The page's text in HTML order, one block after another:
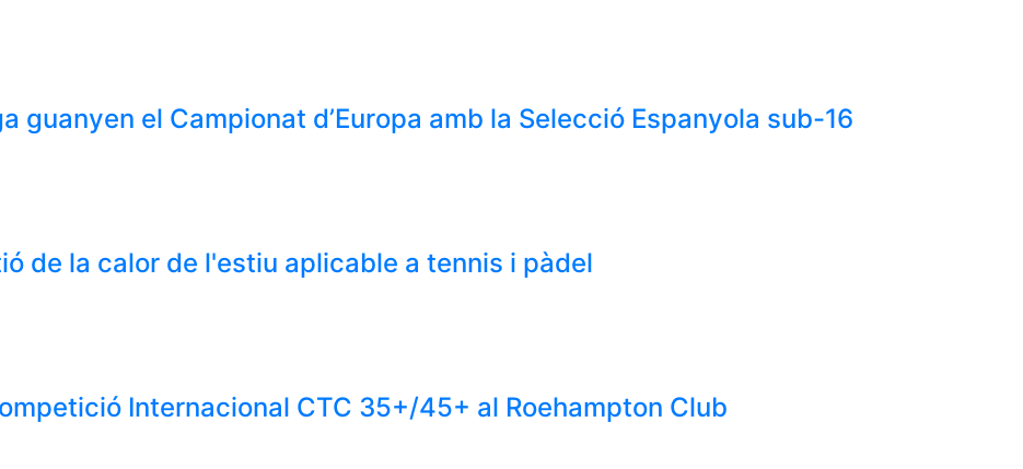
guanyen el Campionat d’Europa amb la Selecció Espanyola sub-16
de la calor de l'estiu aplicable a tennis i pàdel
Internacional CTC 35+/45+ al Roehampton Club